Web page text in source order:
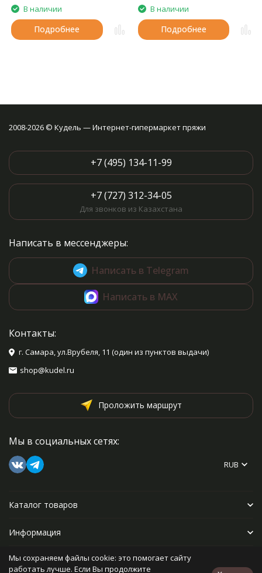
В наличии
Подробнее
В наличии
Подробнее
2008-2026 © Кудель — Интернет-гипермаркет пряжи
+7 (495) 134-11-99
+7 (727) 312-34-05
Для звонков из Казахстана
Написать в мессенджеры:
Написать в Telegram
Написать в MAX
Контакты:
г. Самара, ул.Врубеля, 11 (один из пунктов выдачи)
shop@kudel.ru
Проложить маршрут
Мы в социальных сетях:
RUB
Каталог товаров
Информация
Прочее
Мы сохраняем файлы cookie: это помогает сайту
работать лучше. Если Вы продолжите